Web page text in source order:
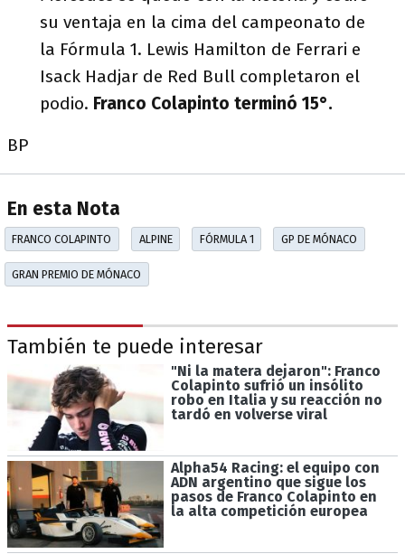
su ventaja en la cima del campeonato de
la Fórmula 1. Lewis Hamilton de Ferrari e
Isack Hadjar de Red Bull completaron el
podio. Franco Colapinto terminó 15°.
BP
En esta Nota
FRANCO COLAPINTO ALPINE FÓRMULA 1 GP DE MÓNACO
GRAN PREMIO DE MÓNACO
También te puede interesar
"Ni la matera dejaron": Franco
Colapinto sufrió un insólito
robo en Italia y su reacción no
tardó en volverse viral
Alpha54 Racing: el equipo con
ADN argentino que sigue los
pasos de Franco Colapinto en
la alta competición europea